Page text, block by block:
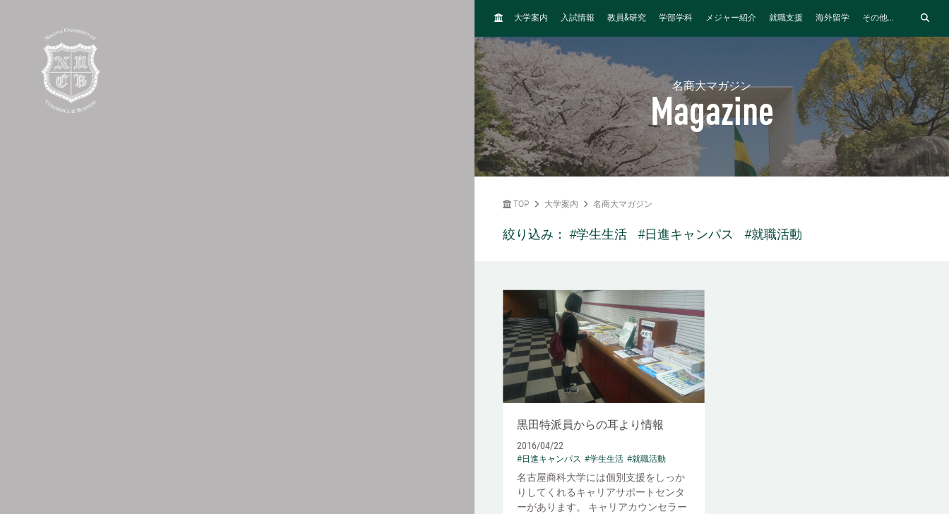
H
M
E
大学案内 入試情報 教員&研究 学部学科 メジャー紹介 就職支援 海外留学 その他...
名商大マガジン
Magazine
TOP 大学案内 名商大マガジン
絞り込み： #学生生活 #日進キャンパス #就職活動
黒田特派員からの耳より情報
2016/04/22
#日進キャンパス #学生生活 #就職活動
名古屋商科大学には個別支援をしっか
りしてくれるキャリアサポートセンタ
ーがあります。 キャリアカウンセラー